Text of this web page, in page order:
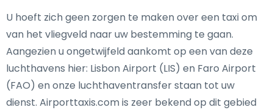
U hoeft zich geen zorgen te maken over een taxi om
van het vliegveld naar uw bestemming te gaan.
Aangezien u ongetwijfeld aankomt op een van deze
luchthavens hier: Lisbon Airport (LIS) en Faro Airport
(FAO) en onze luchthaventransfer staan tot uw
dienst. Airporttaxis.com is zeer bekend op dit gebied